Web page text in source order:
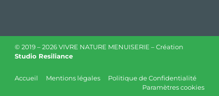
© 2019 –2026 VIVRE NATURE MENUISERIE – Création
Studio Resiliance
Accueil Mentions légales
Politique de Confidentialité
Paramètres cookies